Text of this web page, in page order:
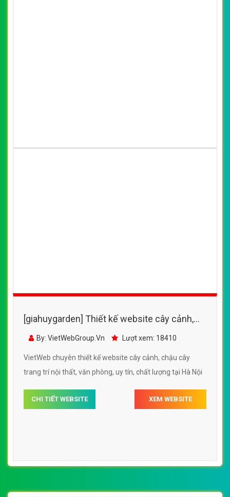
[giahuygarden] Thiết kế website cây cảnh,
chậu cây trang trí nội thất, văn phòng
By: VietWebGroup.Vn Lượt xem: 18410
VietWeb chuyên thiết kế website cây cảnh, chậu cây
trang trí nội thất, văn phòng, uy tín, chất lượng tại Hà Nội
CHI TIẾT WEBSITE XEM WEBSITE